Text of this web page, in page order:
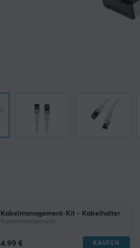
Kabelmanagement-Kit - Kabelhalter
Kabelmanagement
4.99 € KAUFEN